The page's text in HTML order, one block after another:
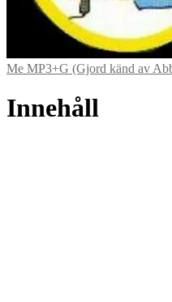
Me MP3+G (Gjord känd av
Innehåll